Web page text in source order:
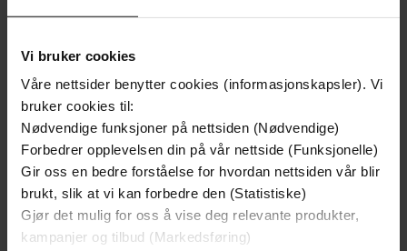
Vi bruker cookies
Våre nettsider benytter cookies (informasjonskapsler). Vi
bruker cookies til:
Nødvendige funksjoner på nettsiden (Nødvendige)
Forbedrer opplevelsen din på vår nettside (Funksjonelle)
Gir oss en bedre forståelse for hvordan nettsiden vår blir
brukt, slik at vi kan forbedre den (Statistiske)
Gjør det mulig for oss å vise deg relevante produkter,
kampanjer og tilbud (Markedsføring)